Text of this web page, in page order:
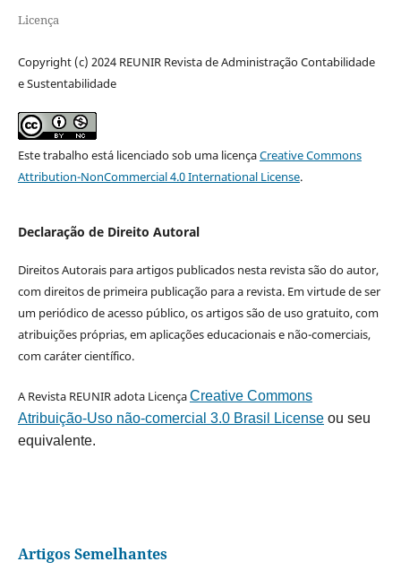
Licença
Copyright (c) 2024 REUNIR Revista de Administração Contabilidade
e Sustentabilidade
Este trabalho está licenciado sob uma licençaCreative Commons
Attribution-NonCommercial 4.0 International License.
Declaração de Direito Autoral
Direitos Autorais para artigos publicados nesta revista são do autor,
com direitos de primeira publicação para a revista. Em virtude de ser
um periódico de acesso público, os artigos são de uso gratuito, com
atribuições próprias, em aplicações educacionais e não-comerciais,
com caráter científico.
A Revista REUNIR adota LicençaCreative Commons
Atribuição-Uso não-comercial 3.0 Brasil Licenseou seu
equivalente.
Artigos Semelhantes